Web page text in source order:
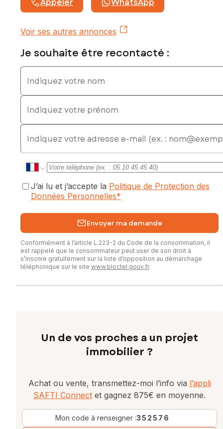
Appeler WhatsApp
Voir ses autres annonces
Je souhaite être recontacté :
Indiquez votre nom
Indiquez votre prénom
E-mail
J’ai lu et j’accepte la Politique de Protection des
Données Personnelles*
Envoyer ma demande
Conformément à l’article L.223-2 du Code de la consommation, il
est rappelé que le consommateur peut user de son droit à
s’inscrire gratuitement sur la liste d’opposition au démarchage
téléphonique sur le site www.bloctel.gouv.fr.
Un de vos proches a un projet
immobilier ?
Achat ou vente, transmettez-moi l’info via l’appli
SAFTI Connect et gagnez 875€ en moyenne.
Mon code à renseigner :352576